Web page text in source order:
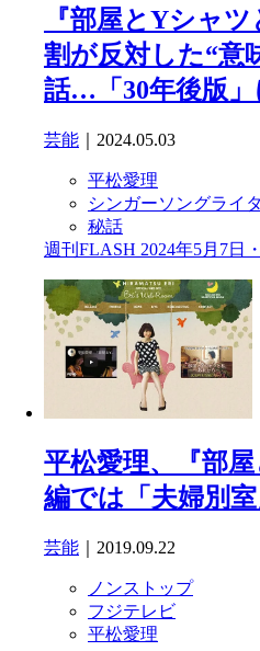
『部屋とYシャ
割が反対した“意
話…「30年後版」
芸能 ｜2024.05.03
平松愛理
シンガーソングライ
秘話
週刊FLASH 2024年5月7日
平松愛理、『部
編では「夫婦別
芸能 ｜2019.09.22
ノンストップ
フジテレビ
平松愛理